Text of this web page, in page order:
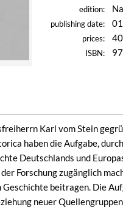
edition:
publishing date:
prices:
ISBN:
Karl vom Stein
haben die Aufgabe,
Deutschlands und
Forschung zugänglich
Geschichte beitragen. Die
neuer